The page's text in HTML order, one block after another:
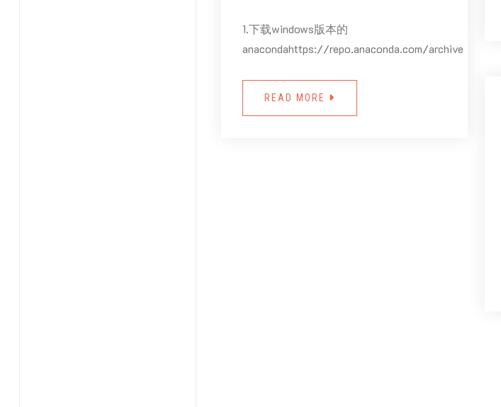
1.下载windows版本的
anacondahttps://repo.anaconda.com/archive
READ MORE